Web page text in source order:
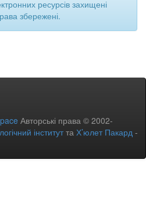
ресурсів захищені
збережені.
Авторські права © 2002-
інститутта Х’юлет Пакард -